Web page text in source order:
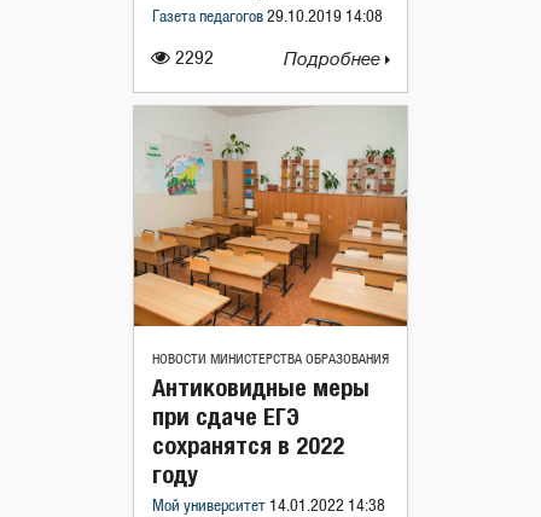
2292
Газета педагогов 29.10.2019 14:08
Подробнее
НОВОСТИ МИНИСТЕРСТВА ОБРАЗОВАНИЯ
Антиковидные меры
при сдаче ЕГЭ
сохранятся в 2022
году
Мой университет 14.01.2022 14:38